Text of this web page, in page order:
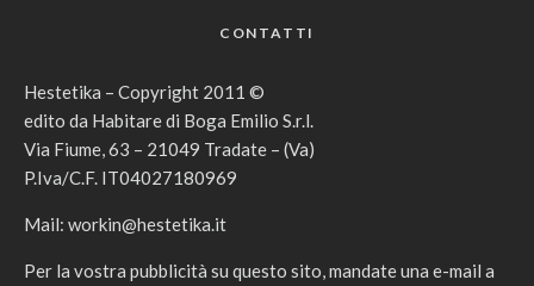
CONTATTI
Hestetika – Copyright 2011 ©
edito da Habitare di Boga Emilio S.r.l.
Via Fiume, 63 – 21049 Tradate – (Va)
P.Iva/C.F. IT04027180969
Mail: workin@hestetika.it
Per la vostra pubblicità su questo sito, mandate una e-mail a